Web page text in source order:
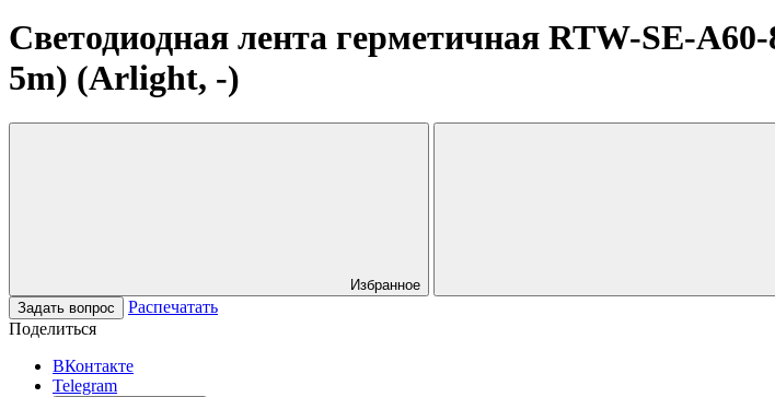
Светодиодная лента герметичная RTW-SE-
5m) (Arlight, -)
Избранное
Задать вопрос
Распечатать
Поделиться
ВКонтакте
Telegram